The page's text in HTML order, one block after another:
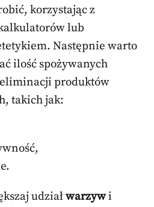
korzystając z
lub
Następnie warto
ilość spożywanych
produktów
takich jak:
udziałwarzywi